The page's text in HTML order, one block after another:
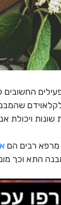
החשובים
ויכולת
מרפא רבים הם
התא וכך